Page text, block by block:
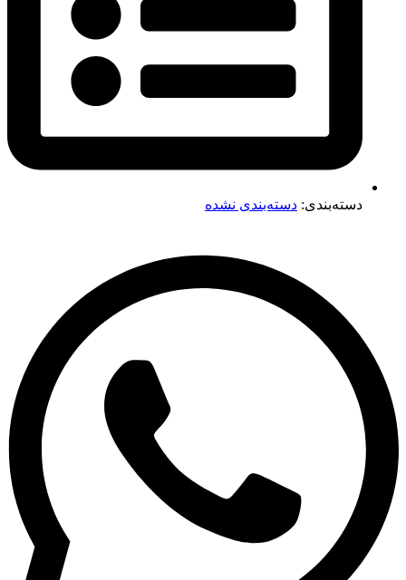
دسته‌بندی: دسته‌بندی نشده